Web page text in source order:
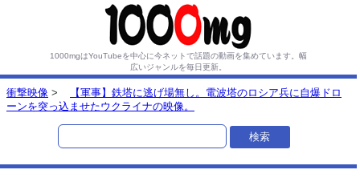
1000mgはYouTubeを中心に今ネットで話題の動画を集めています。 幅
広いジャンルを毎日更新。
衝撃映像 >
【軍事】鉄塔に逃げ場無し。電波塔のロシア兵に自爆ドロ
ーンを突っ込ませたウクライナの映像。